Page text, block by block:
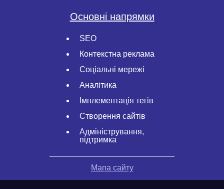
Основні напрямки
SEO
Контекстна реклама
Соціальні мережі
Аналітика
Імплементація тегів
Створення сайтів
Адміністрування,
підтримка
Мапа сайту